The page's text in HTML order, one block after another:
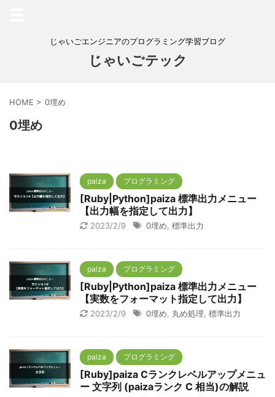
じゃいごエンジニアのプログラミング学習ブログ
じゃいごテック
HOME > 0埋め
0埋め
paiza プログラミング
[Ruby|Python]paiza 標準出力メニュー
【出力幅を指定して出力】
2023/2/9 0埋め 標準出力
paiza プログラミング
[Ruby|Python]paiza 標準出力メニュー
【実数をフォーマット指定して出力】
2023/2/9 0埋め 丸め処理 標準出力
paiza プログラミング
[Ruby]paiza Cランクレベルアップメニュ
ー 文字列 (paizaランク C 相当)の解説